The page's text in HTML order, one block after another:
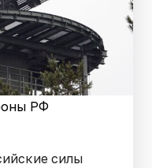
РФ
силы